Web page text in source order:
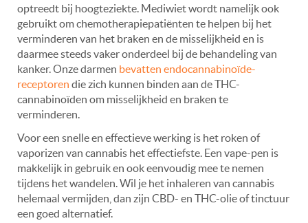
optreedt bij hoogteziekte. Mediwiet wordt namelijk ook
gebruikt om chemotherapiepatiënten te helpen bij het
verminderen van het braken en de misselijkheid en is
daarmee steeds vaker onderdeel bij de behandeling van
kanker. Onze darmen bevatten endocannabinoïde-
receptoren die zich kunnen binden aan de THC-
cannabinoïden om misselijkheid en braken te
verminderen.
Voor een snelle en effectieve werking is het roken of
vaporizen van cannabis het effectiefste. Een ​​vape-pen is
makkelijk in gebruik en ook eenvoudig mee te nemen
tijdens het wandelen. Wil je het inhaleren van cannabis
helemaal vermijden, dan zijn CBD- en THC-olie of tinctuur
een goed alternatief.